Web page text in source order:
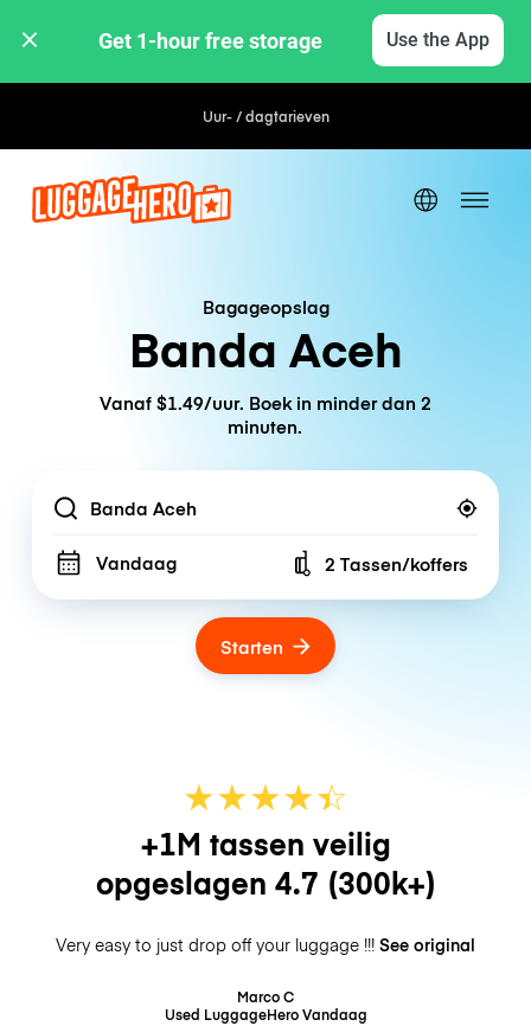
Get 1-hour free storage Use the App
Uur- / dagtarieven
Bagageopslag
Banda Aceh
Vanaf $1.49/uur. Boek in minder dan 2
minuten.
Location
Vandaag Number of bags
2 Tassen/koffers
Starten
★★★★☆
★
+1M tassen veilig
opgeslagen 4.7 (300k+)
Very easy to just drop off your luggage !!! See original
Marco C
Used LuggageHeroVandaag